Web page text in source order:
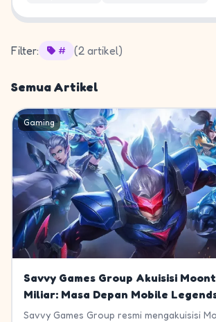
Filter: # (2 artikel)
Semua Artikel
Gaming
Savvy Games Group Akuisisi
Miliar: Masa Depan Mobile
Savvy Games Group resmi mengakuisisi